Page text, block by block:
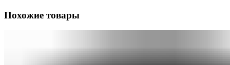
Похожие товары